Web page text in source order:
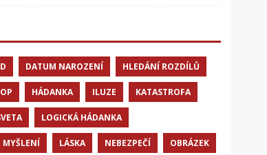
DATUM NAROZENÍ HLEDÁNÍ ROZDÍLŮ
HÁDANKA ILUZE KATASTROFA
LOGICKÁ HÁDANKA
MYŠLENÍ LÁSKA NEBEZPEČÍ OBRÁZEK